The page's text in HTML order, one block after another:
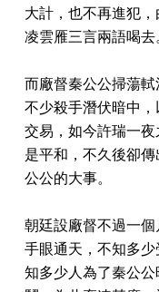
大計，也不再進犯
凌雲雁三言兩語喝去。
而廠督秦公公掃蕩
不少殺手潛伏暗中
交易，如今許瑞一
是平和，不久後卻
公公的大事。
朝廷設廠督不過一
手眼通天，不知多
知多少人為了秦公